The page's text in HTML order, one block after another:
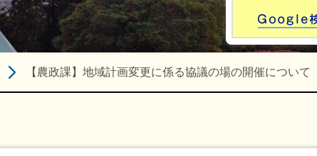
【農政課】地域計画変更に係る協議の場の開催について